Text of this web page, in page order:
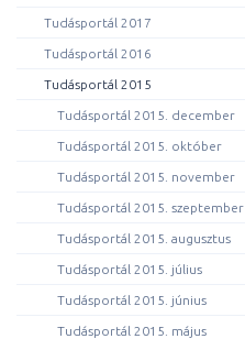
Tudásportál 2017
Tudásportál 2016
Tudásportál 2015
Tudásportál 2015. december
Tudásportál 2015. október
Tudásportál 2015. november
Tudásportál 2015. szeptember
Tudásportál 2015. augusztus
Tudásportál 2015. július
Tudásportál 2015. június
Tudásportál 2015. május